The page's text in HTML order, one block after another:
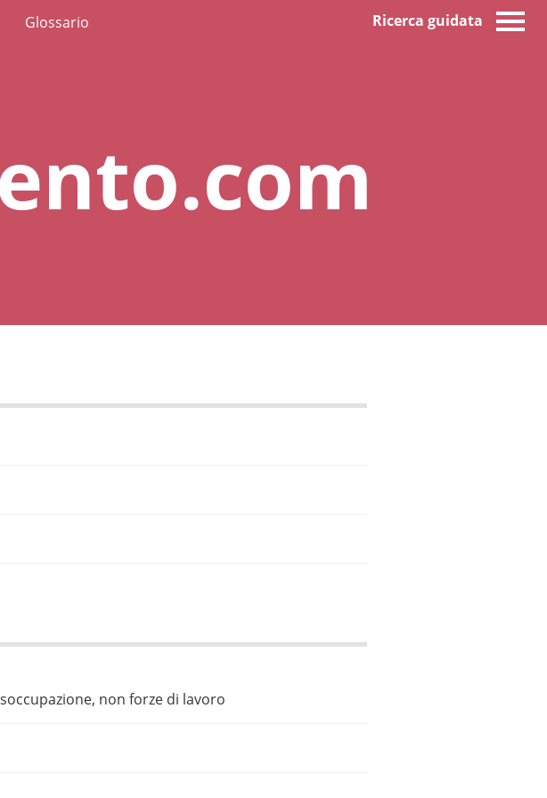
Glossario Ricerca guidata
non forze di lavoro